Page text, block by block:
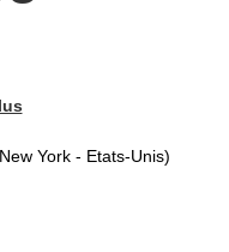
York - Etats-Unis)